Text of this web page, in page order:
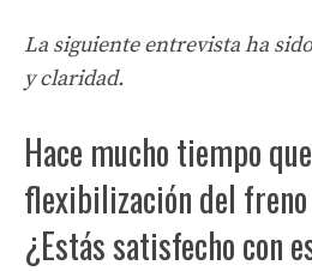
La siguiente entrevista ha
y claridad.
Hace mucho tiempo
flexibilización del freno
¿Estás satisfecho con